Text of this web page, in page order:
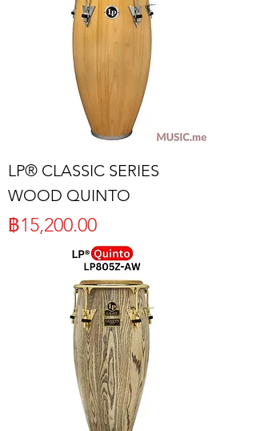
LP® CLASSIC SERIES
WOOD QUINTO
ราคา
฿15,200.00